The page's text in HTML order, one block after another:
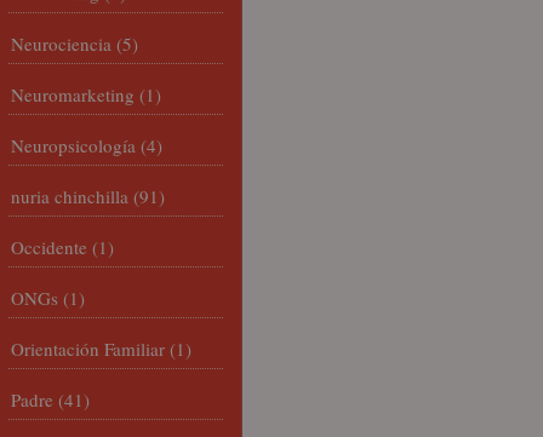
Neurociencia (5)
Neuromarketing (1)
Neuropsicología (4)
nuria chinchilla (91)
Occidente (1)
ONGs (1)
Orientación Familiar (1)
Padre (41)